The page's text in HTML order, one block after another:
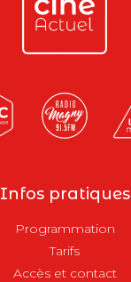
Infos pratiques
Programmation
Tarifs
Accès et contact